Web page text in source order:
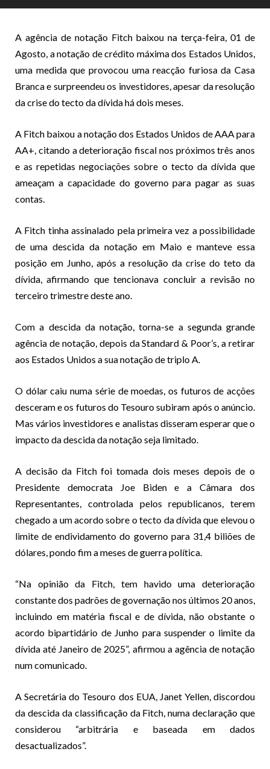
A agência de notação Fitch baixou na terça-feira, 01 de
Agosto, a notação de crédito máxima dos Estados Unidos,
uma medida que provocou uma reacção furiosa da Casa
Branca e surpreendeu os investidores, apesar da resolução
da crise do tecto da dívida há dois meses.
A Fitch baixou a notação dos Estados Unidos de AAA para
AA+, citando a deterioração fiscal nos próximos três anos
e as repetidas negociações sobre o tecto da dívida que
ameaçam a capacidade do governo para pagar as suas
contas.
A Fitch tinha assinalado pela primeira vez a possibilidade
de uma descida da notação em Maio e manteve essa
posição em Junho, após a resolução da crise do teto da
dívida, afirmando que tencionava concluir a revisão no
terceiro trimestre deste ano.
Com a descida da notação, torna-se a segunda grande
agência de notação, depois da Standard & Poor’s, a retirar
aos Estados Unidos a sua notação de triplo A.
O dólar caiu numa série de moedas, os futuros de acções
desceram e os futuros do Tesouro subiram após o anúncio.
Mas vários investidores e analistas disseram esperar que o
impacto da descida da notação seja limitado.
A decisão da Fitch foi tomada dois meses depois de o
Presidente democrata Joe Biden e a Câmara dos
Representantes, controlada pelos republicanos, terem
chegado a um acordo sobre o tecto da dívida que elevou o
limite de endividamento do governo para 31,4 biliões de
dólares, pondo fim a meses de guerra política.
“Na opinião da Fitch, tem havido uma deterioração
constante dos padrões de governação nos últimos 20 anos,
incluindo em matéria fiscal e de dívida, não obstante o
acordo bipartidário de Junho para suspender o limite da
dívida até Janeiro de 2025”, afirmou a agência de notação
num comunicado.
A Secretária do Tesouro dos EUA, Janet Yellen, discordou
da descida da classificação da Fitch, numa declaração que
considerou “arbitrária e baseada em dados
desactualizados”.